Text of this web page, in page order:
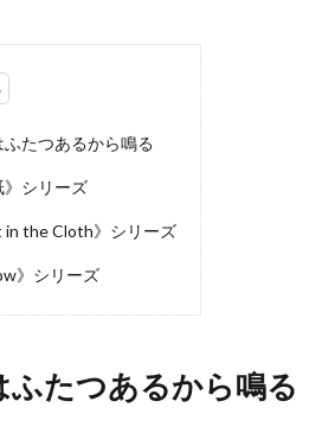
ふたつあるから鳴る
》シリーズ
in the Cloth》シリーズ
》シリーズ
ふたつあるから鳴る